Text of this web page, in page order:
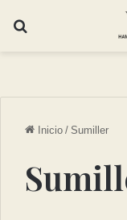
Inicio / Sumiller